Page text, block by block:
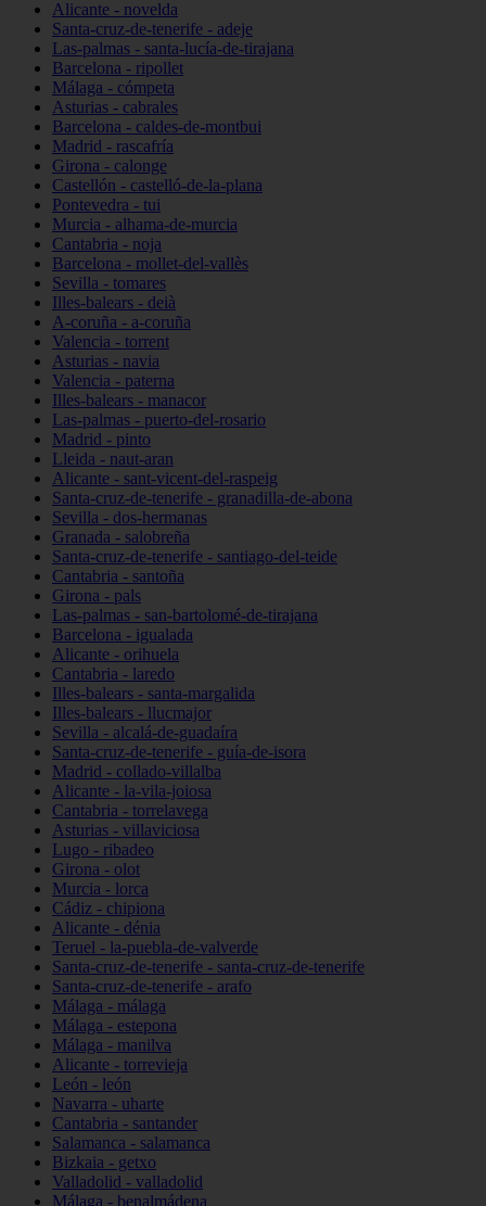
Alicante - novelda
Santa-cruz-de-tenerife - adeje
Las-palmas - santa-lucía-de-tirajana
Barcelona - ripollet
Málaga - cómpeta
Asturias - cabrales
Barcelona - caldes-de-montbui
Madrid - rascafría
Girona - calonge
Castellón - castelló-de-la-plana
Pontevedra - tui
Murcia - alhama-de-murcia
Cantabria - noja
Barcelona - mollet-del-vallès
Sevilla - tomares
Illes-balears - deià
A-coruña - a-coruña
Valencia - torrent
Asturias - navia
Valencia - paterna
Illes-balears - manacor
Las-palmas - puerto-del-rosario
Madrid - pinto
Lleida - naut-aran
Alicante - sant-vicent-del-raspeig
Santa-cruz-de-tenerife - granadilla-de-abona
Sevilla - dos-hermanas
Granada - salobreña
Santa-cruz-de-tenerife - santiago-del-teide
Cantabria - santoña
Girona - pals
Las-palmas - san-bartolomé-de-tirajana
Barcelona - igualada
Alicante - orihuela
Cantabria - laredo
Illes-balears - santa-margalida
Illes-balears - llucmajor
Sevilla - alcalá-de-guadaíra
Santa-cruz-de-tenerife - guía-de-isora
Madrid - collado-villalba
Alicante - la-vila-joiosa
Cantabria - torrelavega
Asturias - villaviciosa
Lugo - ribadeo
Girona - olot
Murcia - lorca
Cádiz - chipiona
Alicante - dénia
Teruel - la-puebla-de-valverde
Santa-cruz-de-tenerife - santa-cruz-de-tenerife
Santa-cruz-de-tenerife - arafo
Málaga - málaga
Málaga - estepona
Málaga - manilva
Alicante - torrevieja
León - león
Navarra - uharte
Cantabria - santander
Salamanca - salamanca
Bizkaia - getxo
Valladolid - valladolid
Málaga - benalmádena